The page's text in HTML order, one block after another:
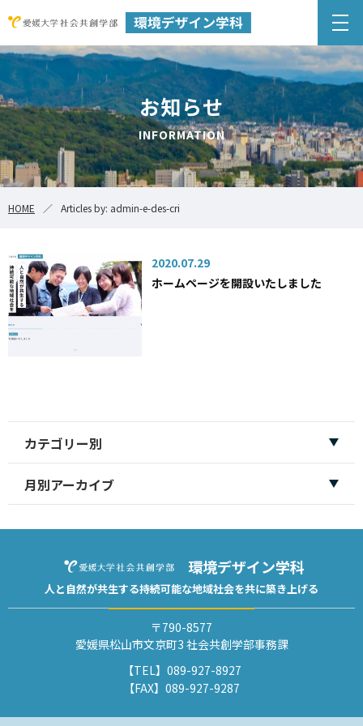
お知らせ
INFORMATION
HOME Articles by: admin-e-des-cri
2020.07.29
ホームページを開設いたしました
カテゴリー別
月別アーカイブ
環境デザイン学科
人と自然が共生する持続可能な地域社会を共に築き上げる
〒790-8577
愛媛県松山市文京町3 社会共創学部事務課
【TEL】 089-927-8927
【FAX】 089-927-9287